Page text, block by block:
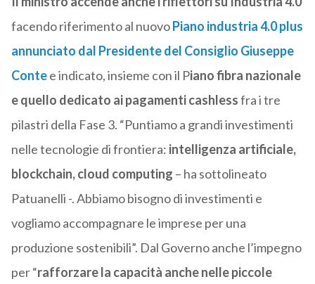
facendo riferimento al nuovoPiano industria 4.0 plus
annunciato dal Presidente del Consiglio Giuseppe
Contee indicato, insieme con il Piano fibra nazionale
e quello dedicato ai pagamenti cashlessfra i tre
pilastri della Fase 3. “Puntiamo a grandi investimenti
nelle tecnologie di frontiera: intelligenza artificiale,
blockchain, cloud computing – ha sottolineato
Patuanelli -. Abbiamo bisogno di investimenti e
vogliamo accompagnare le imprese per una
produzione sostenibili”. Dal Governo anche l’impegno
per “rafforzare la capacità anche nelle piccole